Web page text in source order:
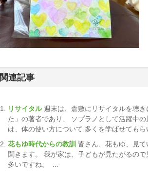
関連記事
リサイタル週末は、倉敷にリサイタルを聴
た」の著者であり、 ソプラノとして活躍中
は、体の使い方について 多くを学ばせてもら
花もゆ時代からの教訓 皆さん、花もゆ、見
聞きます。 我が家は、子どもが見たがるの
多いですね。 ...